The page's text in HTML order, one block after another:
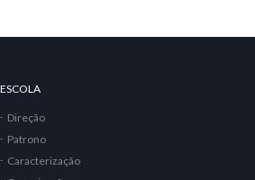
ESCOLA
Direção
Patrono
Caracterização